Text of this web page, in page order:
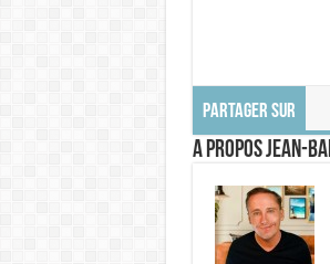
PARTAGER SUR
A propos Jean-